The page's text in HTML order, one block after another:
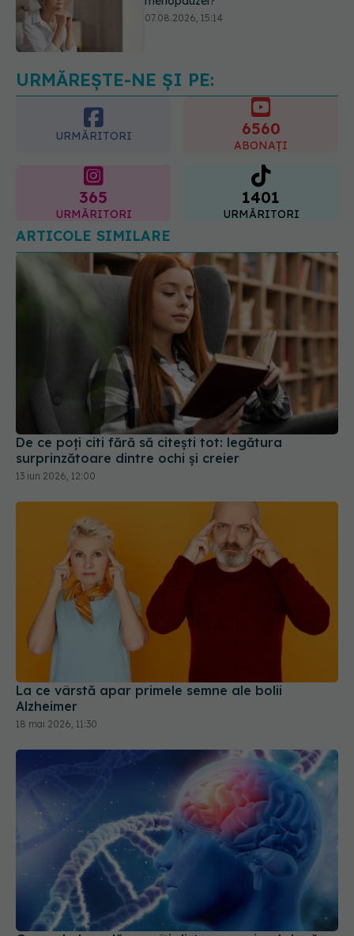
EXCLUSIV Cancerele care pot fi
prevenite. Dr. Sorin Bogdan
URMĂREȘTE-NE ȘI PE:
URMĂRITORI 6560
ABONAȚI
365
URMĂRITORI
1401
URMĂRITORI
ARTICOLE SIMILARE
De ce poți citi fără să citești tot: legătura
surprinzătoare dintre ochi și creier
13 iun 2026, 12:00
La ce vârstă apar primele semne ale bolii
Alzheimer
18 mai 2026, 11:30